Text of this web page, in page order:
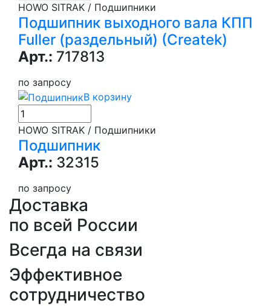
HOWO SITRAK / Подшипники
Подшипник выходного вала КПП
Fuller (раздельный) (Createk)
Арт.: 717813
по запросу
В корзину
HOWO SITRAK / Подшипники
Подшипник
Арт.: 32315
по запросу
Доставка
по всей России
Всегда на связи
Эффективное
сотрудничество